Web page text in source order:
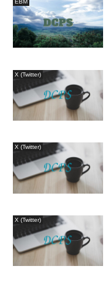
EBM
X (Twitter)
X (Twitter)
X (Twitter)